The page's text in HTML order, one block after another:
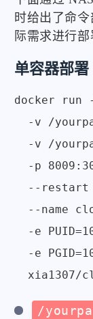
时给出了命
际需求进行部
单容器部署
docker run
-v /
-v /
-p
--restart
--name
-e
-e
/